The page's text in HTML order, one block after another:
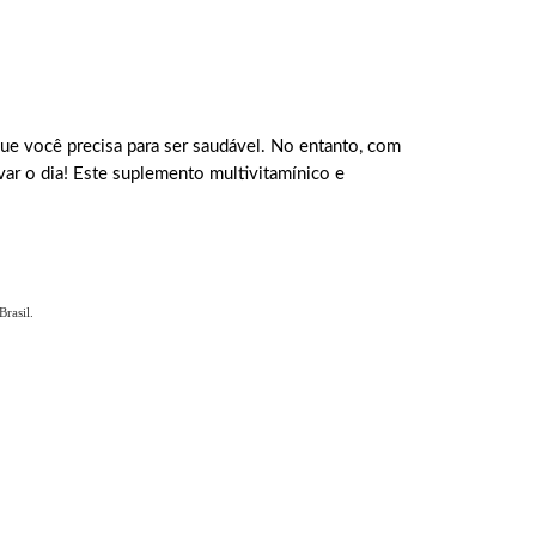
você precisa para ser saudável. No entanto, com
o dia! Este suplemento multivitamínico e